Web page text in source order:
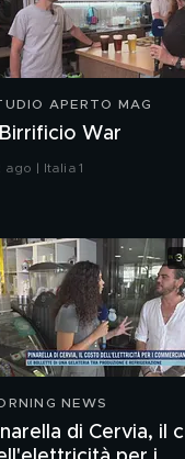
APERTO MAG
Birrificio War
ago | Italia 1
NEWS
di Cervia, il
3